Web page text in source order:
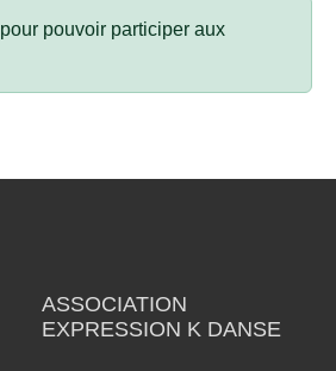
pour pouvoir participer aux
ASSOCIATION
EXPRESSION K DANSE